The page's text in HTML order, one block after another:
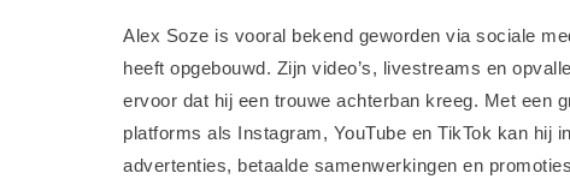
Alex Soze is vooral bekend geworden via sociale
heeft opgebouwd. Zijn video’s, livestreams en
ervoor dat hij een trouwe achterban kreeg. Met een
platforms als Instagram, YouTube en TikTok kan hij
advertenties, betaalde samenwerkingen en